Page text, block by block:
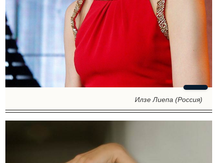
Илзе Лиепа (Россия)